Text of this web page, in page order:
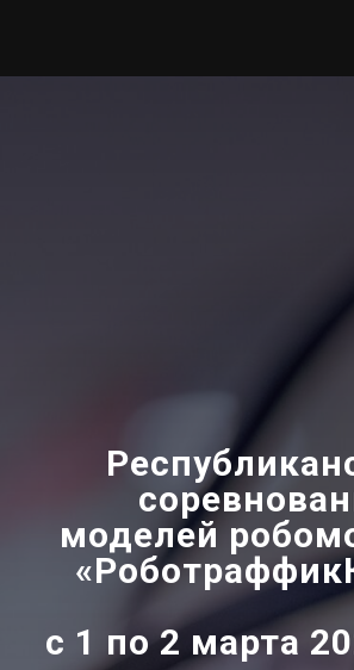
моделей
с 1 по 2 марта